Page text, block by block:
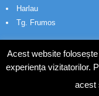
Harlau
Tg. Frumos
Acest website
experiența vizitatorilor.
acest